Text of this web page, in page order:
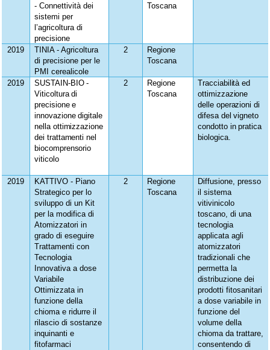
-Connettività dei
sistemi per
l’agricoltura di
precisione
Toscana
2019
TINIA - Agricoltura
di precisione per le
PMI cerealicole
2
Regione
Toscana
2019
SUSTAIN-BIO -
Viticoltura di
precisione e
innovazione digitale
nella ottimizzazione
dei trattamenti nel
biocomprensorio
viticolo
2
Regione
Toscana
Tracciabilità ed
ottimizzazione
delle operazioni di
difesa del vigneto
condotto in pratica
biologica.
2019
KATTIVO - Piano
Strategico per lo
sviluppo di un Kit
per la modifica di
Atomizzatori in
grado di eseguire
Trattamenti con
Tecnologia
Innovativa a dose
Variabile
Ottimizzata in
funzione della
chioma e ridurre il
rilascio di sostanze
inquinanti e
fitofarmaci
2
Regione
Toscana
Diffusione, presso
il sistema
vitivinicolo
toscano, di una
tecnologia
applicata agli
atomizzatori
tradizionali che
permetta la
distribuzione dei
prodotti fitosanitari
a dose variabile in
funzione del
volume della
chioma da trattare,
consentendo di